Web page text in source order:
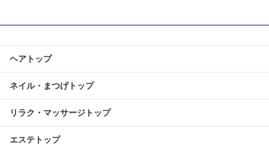
ヘアトップ
ネイル・まつげトップ
リラク・マッサージトップ
エステトップ